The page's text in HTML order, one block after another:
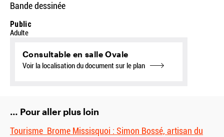
Bande dessinée
Public
Adulte
Consultable en salle Ovale
Voir la localisation du document sur le plan
… Pour aller plus loin
Tourisme Brome Missisquoi : Simon Bossé, artisan du